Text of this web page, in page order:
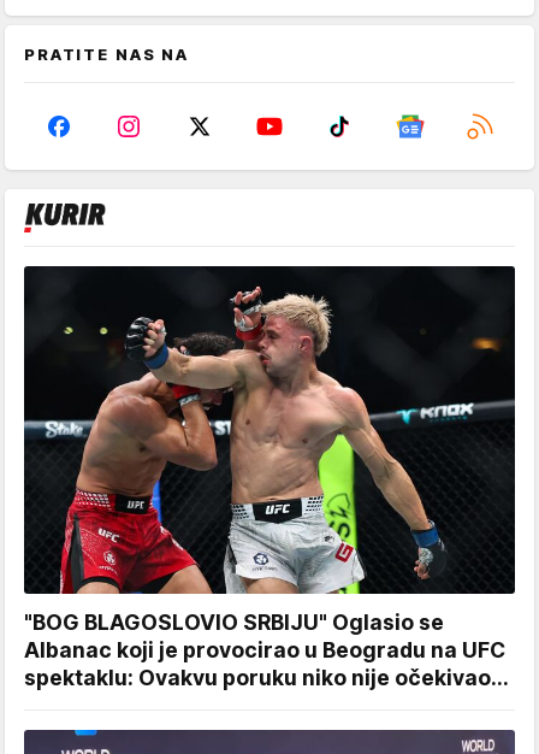
PRATITE NAS NA
"BOG BLAGOSLOVIO SRBIJU" Oglasio se
Albanac koji je provocirao u Beogradu na UFC
spektaklu: Ovakvu poruku niko nije očekivao...